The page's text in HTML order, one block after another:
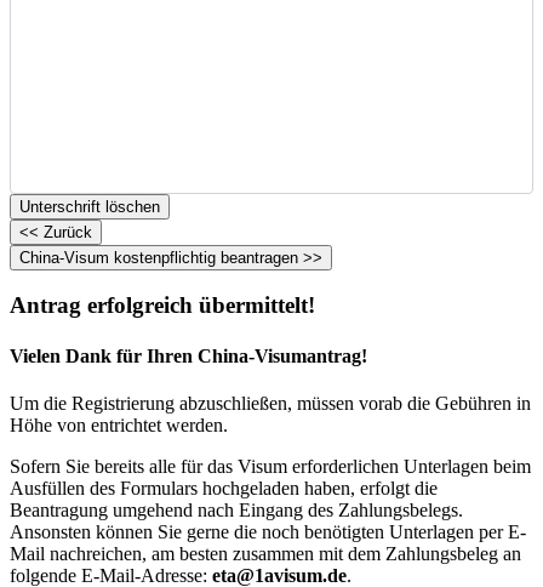
Unterschrift löschen
Antrag erfolgreich übermittelt!
Vielen Dank für Ihren China-Visumantrag!
Um die Registrierung abzuschließen, müssen vorab die Gebühren in
Höhe von entrichtet werden.
Sofern Sie bereits alle für das Visum erforderlichen Unterlagen beim
Ausfüllen des Formulars hochgeladen haben, erfolgt die
Beantragung umgehend nach Eingang des Zahlungsbelegs.
Ansonsten können Sie gerne die noch benötigten Unterlagen per E-
Mail nachreichen, am besten zusammen mit dem Zahlungsbeleg an
folgende E-Mail-Adresse: eta@1avisum.de.